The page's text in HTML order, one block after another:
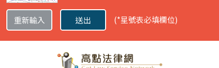
(*星號表必填欄位)